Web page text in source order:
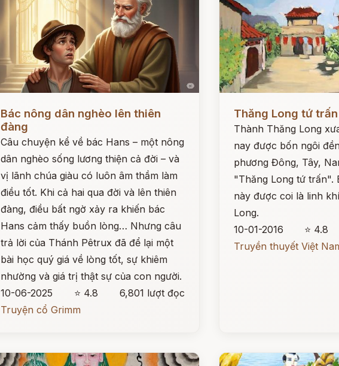
Bác nông dân nghèo lên thiên
đàng
Câu chuyện kể về bác Hans – một nông
dân nghèo sống lương thiện cả đời – và
vị lãnh chúa giàu có luôn âm thầm làm
điều tốt. Khi cả hai qua đời và lên thiên
đàng, điều bất ngờ xảy ra khiến bác
Hans cảm thấy buồn lòng… Nhưng câu
trả lời của Thánh Pêtrux đã để lại một
bài học quý giá về lòng tốt, sự khiêm
nhường và giá trị thật sự của con người.
10-06-2025
⭐ 4.8
6,801 lượt đọc
Truyện cổ Grimm
Thăng Long tứ trấn
Thành Thăng Long
nay được bốn ngôi
phương Đông, Tây,
"Thăng Long tứ trấn".
này được coi là linh
Long.
10-01-2016
⭐ 4.8
Truyền thuyết Việt